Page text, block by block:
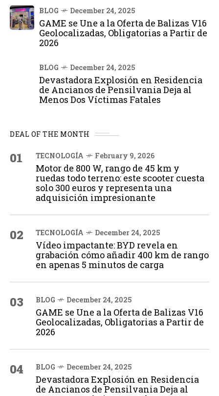
BLOG December 24, 2025
GAME se Une a la Oferta de Balizas V16
Geolocalizadas, Obligatorias a Partir de
2026
BLOG December 24, 2025
Devastadora Explosión en Residencia
de Ancianos de Pensilvania Deja al
Menos Dos Víctimas Fatales
DEAL OF THE MONTH
01 TECNOLOGÍA February 9, 2026
Motor de 800 W, rango de 45 km y
ruedas todo terreno: este scooter cuesta
solo 300 euros y representa una
adquisición impresionante
02 TECNOLOGÍA December 24, 2025
Vídeo impactante: BYD revela en
grabación cómo añadir 400 km de rango
en apenas 5 minutos de carga
03 BLOG December 24, 2025
GAME se Une a la Oferta de Balizas V16
Geolocalizadas, Obligatorias a Partir de
2026
04 BLOG December 24, 2025
Devastadora Explosión en Residencia
de Ancianos de Pensilvania Deja al